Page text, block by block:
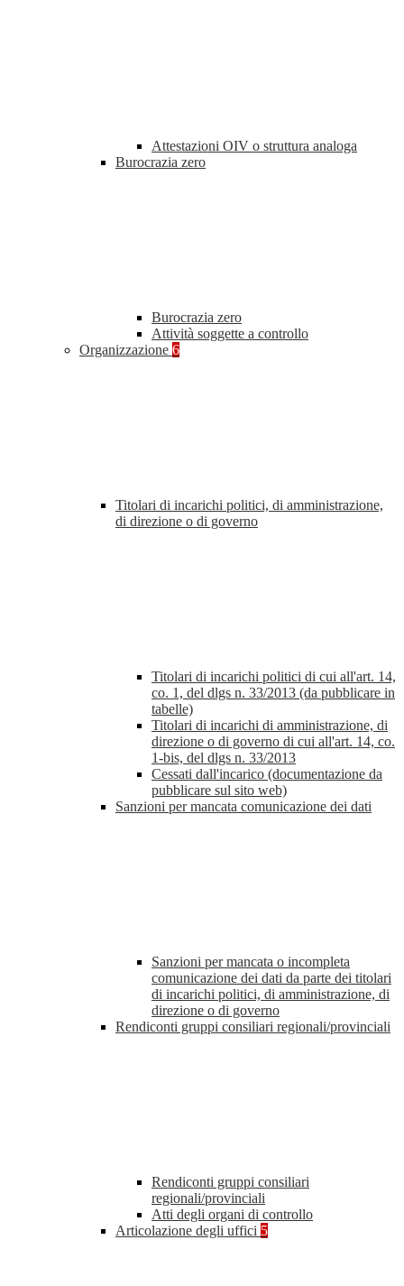
Attestazioni OIV o struttura analoga
Burocrazia zero
Burocrazia zero
Attività soggette a controllo
Organizzazione 6
Titolari di incarichi politici, di amministrazione,
di direzione o di governo
Titolari di incarichi politici di cui all'art. 14,
co. 1, del dlgs n. 33/2013 (da pubblicare in
tabelle)
Titolari di incarichi di amministrazione, di
direzione o di governo di cui all'art. 14, co.
1-bis, del dlgs n. 33/2013
Cessati dall'incarico (documentazione da
pubblicare sul sito web)
Sanzioni per mancata comunicazione dei dati
Sanzioni per mancata o incompleta
comunicazione dei dati da parte dei titolari
di incarichi politici, di amministrazione, di
direzione o di governo
Rendiconti gruppi consiliari regionali/provinciali
Rendiconti gruppi consiliari
regionali/provinciali
Atti degli organi di controllo
Articolazione degli uffici 5